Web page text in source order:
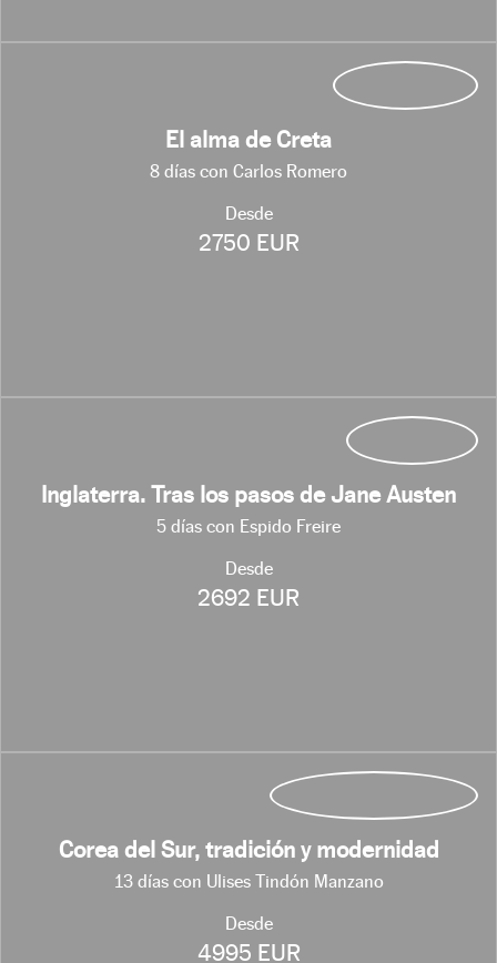
El alma de Creta
8 días con Carlos Romero
Desde
2750 EUR
Inglaterra. Tras los pasos de Jane Austen
5 días con Espido Freire
Desde
2692 EUR
Corea del Sur, tradición y modernidad
13 días con Ulises Tindón Manzano
Desde
4995 EUR